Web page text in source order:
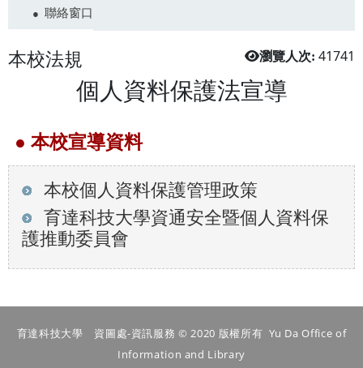
聯絡窗口
瀏覽人次: 41741
本校法規
個人資料保護法宣導
● 本校宣導資料
本校個人資料保護管理政策
育達科技大學資通安全暨個人資料保
護推動委員會
育達科技大學 資圖處-資訊服務 © 2020 版權所有 Yu Da Office of
Information and Library